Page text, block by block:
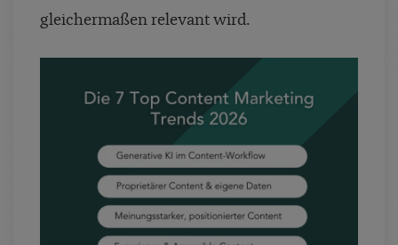
gleichermaßen relevant wird.